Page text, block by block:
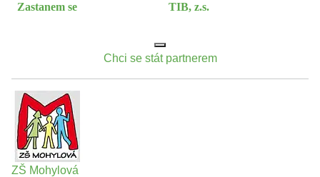
Zastanem se TIB, z.s.
Chci se stát partnerem
ZŠ Mohylová